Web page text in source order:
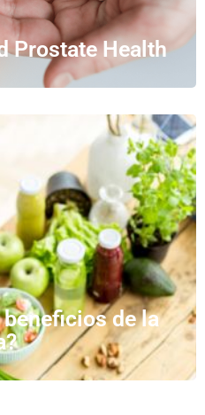
Prostate Health
de la